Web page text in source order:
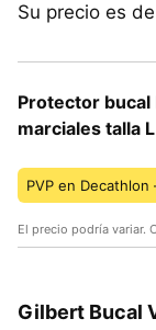
Su precio es de
Protector
marciales talla
PVP en
El precio podría variar.
Gilbert Bucal